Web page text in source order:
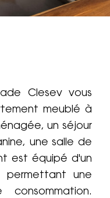
Clesev vous
meublé à
un séjour
une salle de
est équipé d'un
permettant une